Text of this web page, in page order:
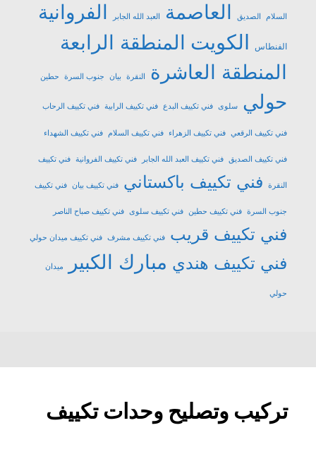
السلام الصديق العاصمة العبد الله الجابر الفروانية
الفنطاس الكويت المنطقة الرابعة
المنطقة العاشرة
النقرة بيان جنوب السرة حطين
حولي سلوى فني تكييف البدع فني تكييف الرابية فني تكييف الرحاب
فني تكييف الرقعي فني تكييف الزهراء فني تكييف السلام فني تكييف الشهداء
فني تكييف الصديق فني تكييف العبد الله الجابر فني تكييف الفروانية فني تكييف
النقرة فني تكييف باكستاني فني تكييف بيان فني تكييف
جنوب السرة فني تكييف حطين فني تكييف سلوى فني تكييف صباح الناصر
فني تكييف قريب فني تكييف مشرف فني تكييف ميدان حولي
فني تكييف هندي مبارك الكبير ميدان
حولي
تركيب وتصليح وحدات تكييف